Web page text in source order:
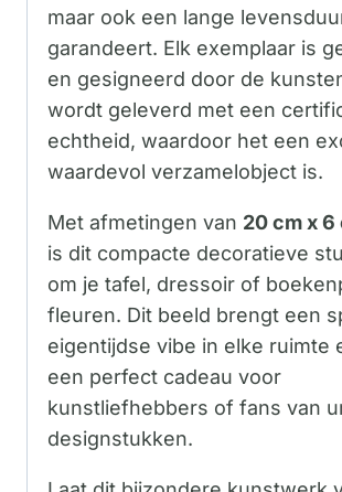
maar ook een lange
garandeert. Elk exemplaar is
en gesigneerd door de
wordt geleverd met een
echtheid, waardoor het een
waardevol verzamelobject is.
Met afmetingen van 20 cm x 6
is dit compacte decoratieve
om je tafel, dressoir of
fleuren. Dit beeld brengt een
eigentijdse vibe in elke ruimte
een perfect cadeau voor
kunstliefhebbers of fans van
designstukken.